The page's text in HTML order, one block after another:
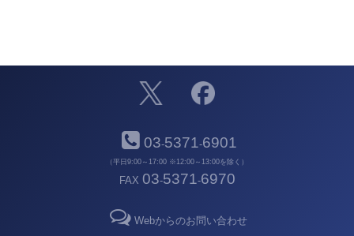
03-5371-6901
（平日9:00～17:00 ※12:00～13:00を除く）
FAX 03-5371-6970
Webからのお問い合わせ